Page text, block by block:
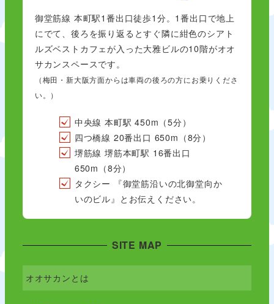
御堂筋線 本町駅1番出口徒歩1分。1番出口で地上
にでて、後ろを振り返るとすぐ隣に紺色のシアト
ルズベストカフェが入った大雅ビルの10階がオオ
サカンスペースです。
（梅田・新大阪方面からは車両の後ろの方にお乗りくださ
い。）
中央線 本町駅 450m（5分）
四つ橋線 20番出口 650m（8分）
堺筋線 堺筋本町駅 16番出口
650m（8分）
タクシー 『御堂筋沿いの北御堂向か
いのビル』とお伝えください。
SITE MAP
オオサカンとは